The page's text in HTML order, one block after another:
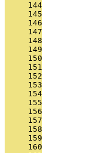
     144
     145
     146
     147
     148
     149
     150
     151
     152
     153
     154
     155
     156
     157
     158
     159
     160